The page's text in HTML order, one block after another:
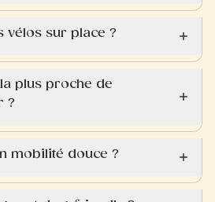
vélos sur place ?
plus proche de
?
mobilité douce ?